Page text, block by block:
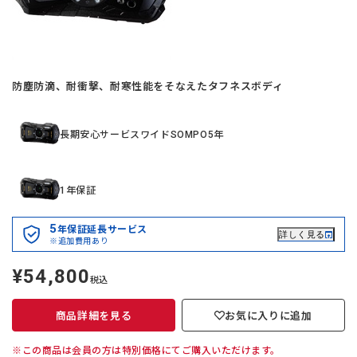
防塵防滴、耐衝撃、耐寒性能をそなえたタフネスボディ
長期安心サービスワイドSOMPO5年
1年保証
5年保証延長サービス
※追加費用あり
詳しく見る
定
価
¥54,800税込
商品詳細を見る お気に入りに追加
※この商品は会員の方は特別価格にてご購入いただけます。